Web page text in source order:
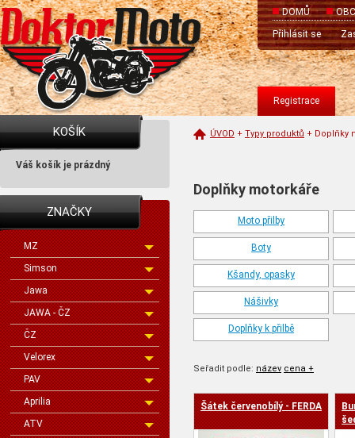
DOMŮ
Přihlásit se
Registrace
KOŠÍK
Váš košík je prázdný
ZNAČKY
MZ
Simson
Jawa
JAWA - ČZ
ČZ
Velorex
PAV
Aprilia
ATV
ÚVOD + Typy produktů + Doplňky
Doplňky motorkáře
Moto přilby
Boty
Kšandy, opasky
Nášivky
Doplňky k přilbě
Seřadit podle: název cena +
cena -
Šátek červenobílý - FERDA